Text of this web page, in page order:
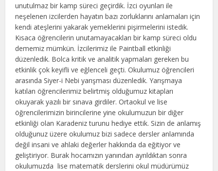
unutulmaz bir kamp süreci geçirdik. İzci oyunları ile
neşelenen izcilerden hayatın bazı zorluklarını anlamaları için
kendi ateşlerini yakarak yemeklerini pişirmelerini istedik.
Kısaca öğrencilerin unutamayacakları bir kamp süreci oldu
dememiz mümkün. İzcilerimiz ile Paintball etkinliği
düzenledik. Bolca kritik ve analitik yapmaları gereken bu
etkinlik çok keyifli ve eğlenceli geçti. Okulumuz öğrencileri
arasında Siyer-i Nebi yarışması düzenledik. Yarışmaya
katılan öğrencilerimiz belirtmiş olduğumuz kitapları
okuyarak yazılı bir sınava girdiler. Ortaokul ve lise
öğrencilerimizin birincilerine yine okulumuzun bir diğer
etkinliği olan Karadeniz turunu hediye ettik. Sizin de anlamış
olduğunuz üzere okulumuz bizi sadece dersler anlamında
değil insani ve ahlaki değerler hakkında da eğitiyor ve
geliştiriyor. Burak hocamızın yanından ayrıldıktan sonra
okulumuzda lise matematik derslerini okul müdürümüz